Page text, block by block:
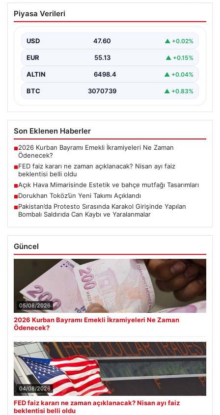
FED faiz kararı ne zaman açıklanacak?
Nisan ayı faiz beklentisi belli oldu
Piyasa Verileri
USD 47.60 ▲ +0.02%
EUR 55.13 ▲ +0.15%
ALTIN 6498.4 ▲ +0.04%
BTC 3070739 ▲ +0.83%
Son Eklenen Haberler
■2026 Kurban Bayramı Emekli İkramiyeleri Ne Zaman
Ödenecek?
■FED faiz kararı ne zaman açıklanacak? Nisan ayı faiz
beklentisi belli oldu
■Açık Hava Mimarisinde Estetik ve bahçe mutfağı Tasarımları
■Dorukhan Toköz’ün Yeni Takımı Açıklandı
■Pakistan’da Protesto Sırasında Karakol Girişinde Yapılan
Bombalı Saldırıda Can Kaybı ve Yaralanmalar
Güncel
05/08/2026
2026 Kurban Bayramı Emekli İkramiyeleri Ne Zaman
Ödenecek?
04/08/2026
FED faiz kararı ne zaman açıklanacak? Nisan ayı faiz
beklentisi belli oldu